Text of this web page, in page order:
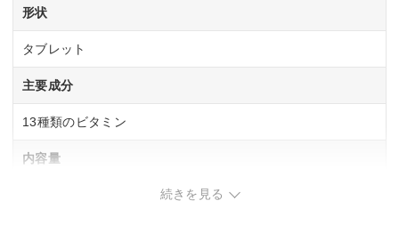
形状
タブレット
主要成分
13種類のビタミン
内容量
続きを見る